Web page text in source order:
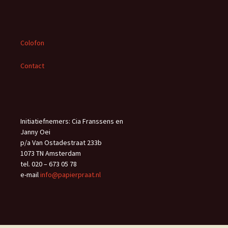
Colofon
Contact
Initiatiefnemers: Cia Franssens en
Janny Oei
p/a Van Ostadestraat 233b
1073 TN Amsterdam
tel. 020 – 673 05 78
e-mailinfo@papierpraat.nl